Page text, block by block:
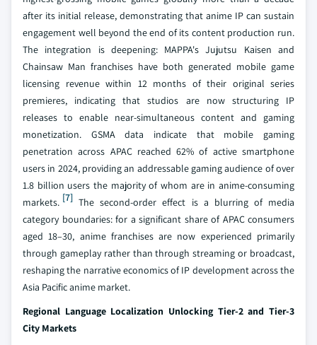
after its initial release, demonstrating that anime IP can sustain
engagement well beyond the end of its content production run.
The integration is deepening: MAPPA's Jujutsu Kaisen and
Chainsaw Man franchises have both generated mobile game
licensing revenue within 12 months of their original series
premieres, indicating that studios are now structuring IP
releases to enable near-simultaneous content and gaming
monetization. GSMA data indicate that mobile gaming
penetration across APAC reached 62% of active smartphone
users in 2024, providing an addressable gaming audience of over
1.8 billion users the majority of whom are in anime-consuming
markets. [7] The second-order effect is a blurring of media
category boundaries: for a significant share of APAC consumers
aged 18–30, anime franchises are now experienced primarily
through gameplay rather than through streaming or broadcast,
reshaping the narrative economics of IP development across the
Asia Pacific anime market.
Regional Language Localization Unlocking Tier-2 and Tier-3
City Markets